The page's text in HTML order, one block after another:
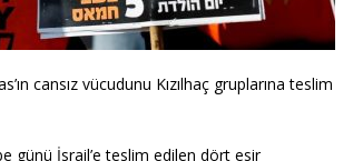
cansız vücudunu Kızılhaç gruplarına teslim
günü İsrail’e teslim edilen dört esir